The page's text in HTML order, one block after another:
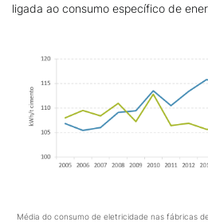
ligada ao consumo específico de
Média do consumo de eletricidade nas fábricas